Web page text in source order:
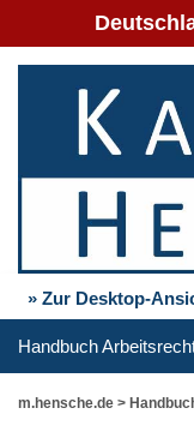
» Zur Desktop-
Handbuch
m.hensche.de >